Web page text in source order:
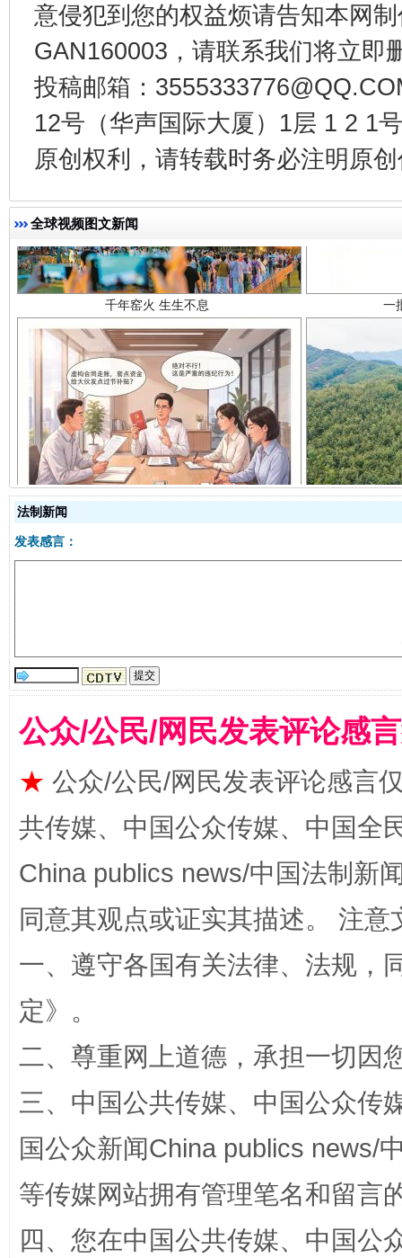
意侵犯到您的权益烦请告知本网
GAN160003，请联系我们将立即
投稿邮箱：
12号（华声国际大厦）1层 1 2 1
原创权利，请转载时务必注明原
全球视频图文新闻
揭开“小金库”的免责幌子
受贿1.44亿！段成刚被判无期
全民健身五年计划来了！等你上场
阿坝州三大球赛在茂县开幕 规模
法制新闻
发表感言：
公众/公民/网民发表评论感
★ 公众/公民/网民发表评论感言
共传媒、中国公众传媒、中国全
China publics news/中国法制新
同意其观点或证实其描述。 注
一、遵守各国有关法律、法规，
定》。
二、尊重网上道德，承担一切因
三、中国公共传媒、中国公众传
国公众新闻China publics news/
等传媒网站拥有管理笔名和留言
四、您在中国公共传媒、中国公